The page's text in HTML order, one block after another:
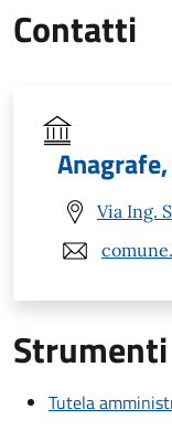
Contatti
Via Ing.
Tutela